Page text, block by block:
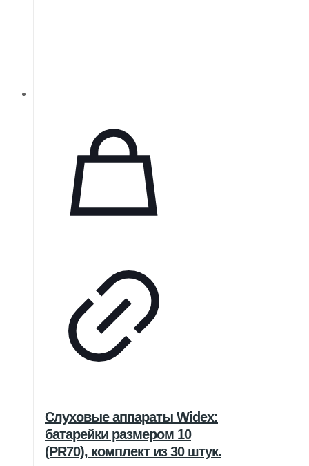
Слуховые аппараты Widex:
батарейки размером 10
(PR70), комплект из 30 штук.